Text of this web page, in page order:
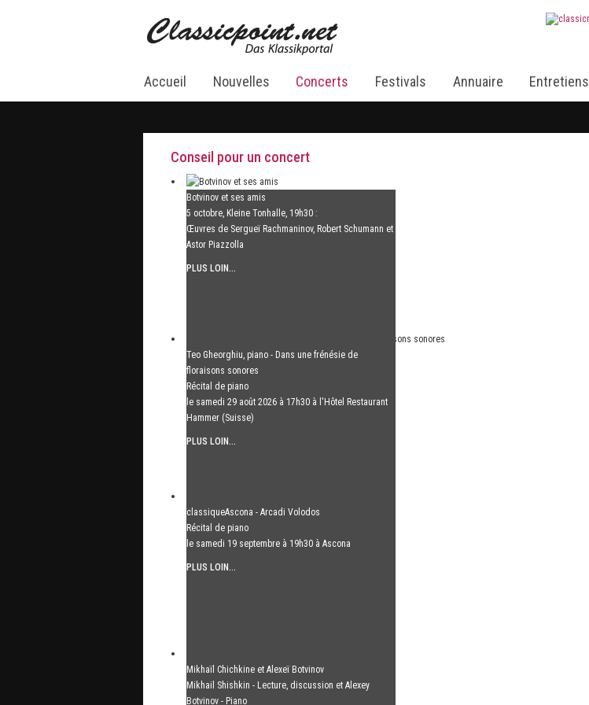
Accueil Nouvelles Concerts Festivals Annuaire Entretiens
Conseil pour un concert
Botvinov et ses amis
5 octobre, Kleine Tonhalle, 19h30 :
Œuvres de Sergueï Rachmaninov, Robert Schumann et
Astor Piazzolla
PLUS LOIN...
Teo Gheorghiu, piano - Dans une frénésie de
floraisons sonores
Récital de piano
le samedi 29 août 2026 à 17h30 à l'Hôtel Restaurant
Hammer (Suisse)
PLUS LOIN...
classiqueAscona - Arcadi Volodos
Récital de piano
le samedi 19 septembre à 19h30 à Ascona
PLUS LOIN...
Mikhaïl Chichkine et Alexeï Botvinov
Mikhail Shishkin - Lecture, discussion et Alexey
Botvinov - Piano